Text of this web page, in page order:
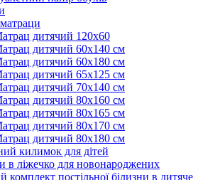
дитячий 120х60
дитячий 60х140 см
дитячий 60х180 см
дитячий 65х125 см
дитячий 70х140 см
дитячий 80х160 см
дитячий 80х165 см
дитячий 80х170 см
дитячий 80х180 см
килимок для дітей
в ліжечко для новонароджених
комплект постільної білизни в дитяче